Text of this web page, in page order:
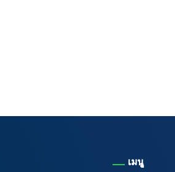
เมนู